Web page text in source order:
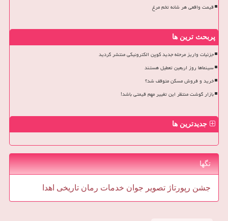
قیمت واقعی هر شانه تخم مرغ
پربحث ترین ها
جزئیات واریز مرحله جدید کوپن الکترونیکی منتشر گردید
سینماها روز اربعین تعطیل هستند
خرید و فروش مسکن متوقف شد؟
بازار گوشت منتظر این تغییر مهم قیمتی باشد!
جدیدترین ها
تگها
جشن رپورتاژ تصویر جوان خدمات رمان تاریخی اهدا